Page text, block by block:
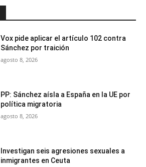
Vox pide aplicar el artículo 102 contra
Sánchez por traición
agosto 8, 2026
PP: Sánchez aísla a España en la UE por
política migratoria
agosto 8, 2026
Investigan seis agresiones sexuales a
inmigrantes en Ceuta